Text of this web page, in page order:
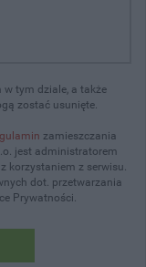
w tym dziale, a także
zostać usunięte.
zamieszczania
jest administratorem
korzystaniem z serwisu.
dot. przetwarzania
Prywatności.